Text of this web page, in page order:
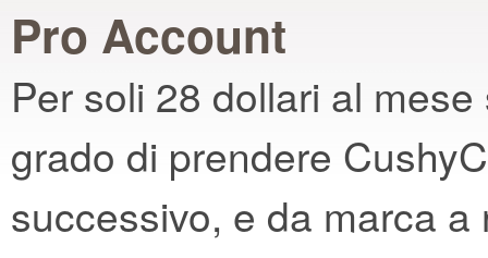
Pro Account
Per soli 28 dollari al
grado di prendere
successivo, e da marca a